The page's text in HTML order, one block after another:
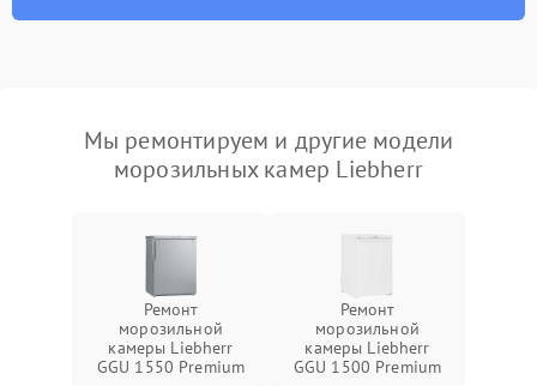
Мы ремонтируем и другие модели
морозильных камер Liebherr
Ремонт
морозильной
камеры Liebherr
GGU 1550 Premium
Ремонт
морозильной
камеры Liebherr
GGU 1500 Premium